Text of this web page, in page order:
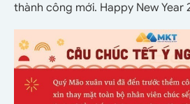
thành công mới. Happy New Year